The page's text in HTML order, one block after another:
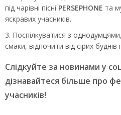
під чарівні пісні PERSEPHONE та
яскравих учасників.
Поспілкуватися з
смаки, відпочити від сірих буднів
Слідкуйте за новинами у
дізнавайтеся більше про
учасників!